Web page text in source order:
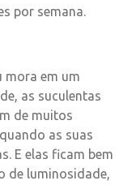
por semana.
mora em um
as suculentas
de muitos
as suas
E elas ficam bem
de luminosidade,